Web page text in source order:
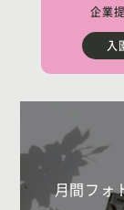
企業
入
月間フォ